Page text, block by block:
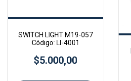
SWITCH LIGHT M19-057
Código: LI-4001
$5.000,00